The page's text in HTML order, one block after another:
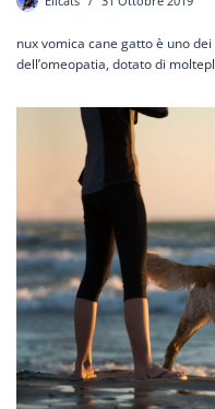
nux vomica cane gatto è uno
dell’omeopatia, dotato di